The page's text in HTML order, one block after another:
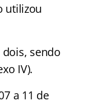
utilizou
sendo
IV).
a 11 de